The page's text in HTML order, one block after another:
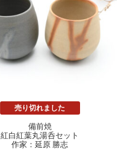
売り切れました
備前焼
紅白紅葉丸湯呑セット
作家：延原 勝志